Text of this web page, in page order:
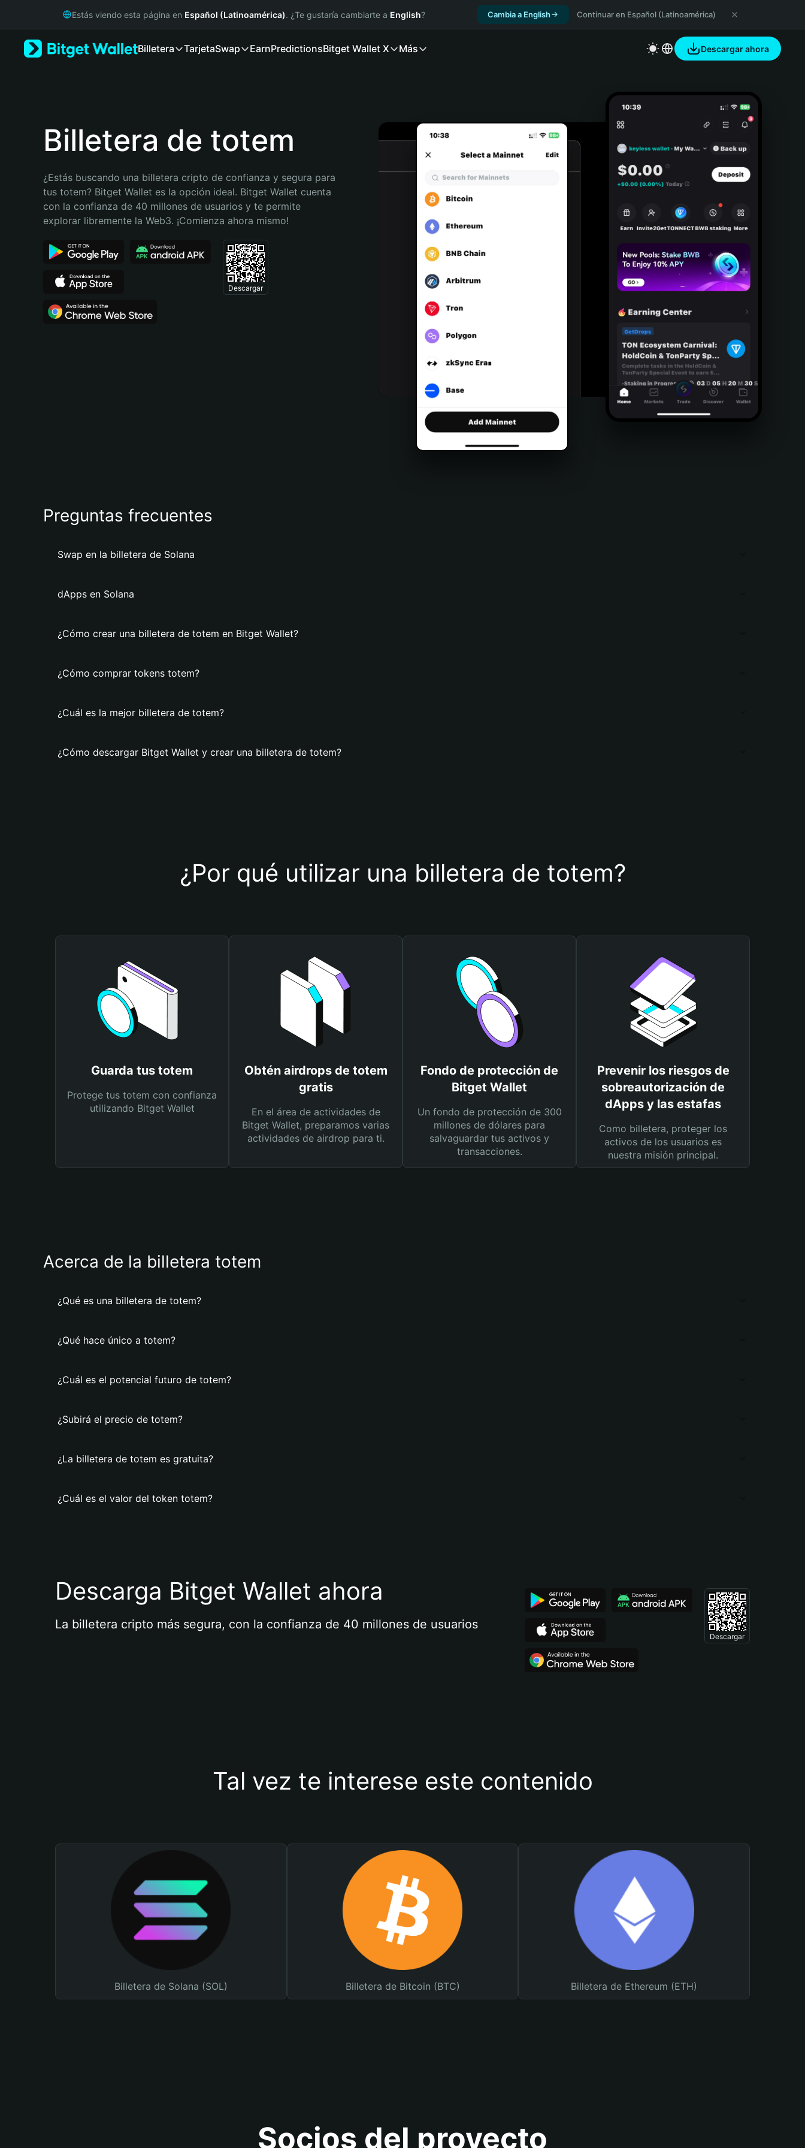
Русский
Bahasa Indonesia
Português (Brasil)
Estás viendo esta página en Español (Latinoamérica). ¿Te gustaría cambiarte a English? Cambia a English Continuar en Español (Latinoamérica)
Billetera TarjetaSwap EarnPredictionsBitget Wallet X Más Descargar ahora
Billetera de totem
¿Estás buscando una billetera cripto de confianza y segura para
tus totem? Bitget Wallet es la opción ideal. Bitget Wallet cuenta
con la confianza de 40 millones de usuarios y te permite
explorar libremente la Web3. ¡Comienza ahora mismo!
Descargar
Preguntas frecuentes
Swap en la billetera de Solana
dApps en Solana
¿Cómo crear una billetera de totem en Bitget Wallet?
¿Cómo comprar tokens totem?
¿Cuál es la mejor billetera de totem?
¿Cómo descargar Bitget Wallet y crear una billetera de totem?
¿Por qué utilizar una billetera de totem?
Guarda tus totem
Protege tus totem con confianza
utilizando Bitget Wallet
Obtén airdrops de totem
gratis
En el área de actividades de
Bitget Wallet, preparamos varias
actividades de airdrop para ti.
Fondo de protección de
Bitget Wallet
Un fondo de protección de 300
millones de dólares para
salvaguardar tus activos y
transacciones.
Prevenir los riesgos de
sobreautorización de
dApps y las estafas
Como billetera, proteger los
activos de los usuarios es
nuestra misión principal.
Acerca de la billetera totem
¿Qué es una billetera de totem?
¿Qué hace único a totem?
¿Cuál es el potencial futuro de totem?
¿Subirá el precio de totem?
¿La billetera de totem es gratuita?
¿Cuál es el valor del token totem?
Descarga Bitget Wallet ahora
La billetera cripto más segura, con la confianza de 40 millones de usuarios
Descargar
Tal vez te interese este contenido
Billetera de Solana (SOL) Billetera de Bitcoin (BTC) Billetera de Ethereum (ETH)
Socios del proyecto